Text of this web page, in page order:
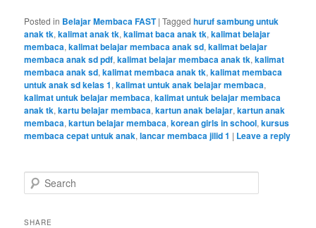
Posted in Belajar Membaca FAST |Tagged huruf sambung untuk
anak tk,kalimat anak tk,kalimat baca anak tk,kalimat belajar
membaca,kalimat belajar membaca anak sd,kalimat belajar
membaca anak sd pdf,kalimat belajar membaca anak tk,kalimat
membaca anak sd,kalimat membaca anak tk,kalimat membaca
untuk anak sd kelas 1,kalimat untuk anak belajar membaca,
kalimat untuk belajar membaca,kalimat untuk belajar membaca
anak tk,kartu belajar membaca,kartun anak belajar,kartun anak
membaca,kartun belajar membaca,korean girls in school,kursus
membaca cepat untuk anak,lancar membaca jilid 1 | Leave a reply
e
rSHARE